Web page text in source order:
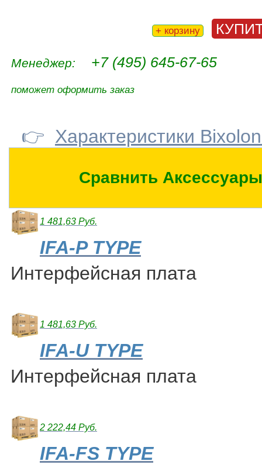
+ корзину
Менеджер: +7 (495) 645-67-65
поможет оформить заказ
👉 Характеристики
Сравнить
1 481,63 Руб.
IFA-P TYPE
Интерфейсная плата
1 481,63 Руб.
IFA-U TYPE
Интерфейсная плата
2 222,44 Руб.
IFA-FS TYPE